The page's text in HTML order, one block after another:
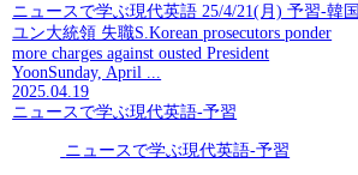
ニュースで学ぶ現代英語 25/4/21(月) 予習-韓国
ユン大統領 失職S.Korean prosecutors ponder
more charges against ousted President
YoonSunday, April ...
2025.04.19
ニュースで学ぶ現代英語-予習
ニュースで学ぶ現代英語-予習